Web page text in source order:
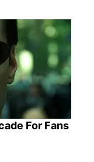
For Fans